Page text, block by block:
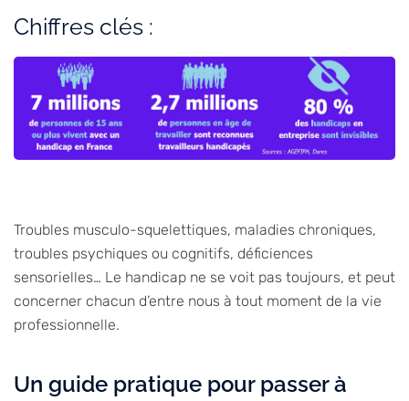
Chiffres clés :
Troubles musculo-squelettiques, maladies chroniques,
troubles psychiques ou cognitifs, déficiences
sensorielles… Le handicap ne se voit pas toujours, et peut
concerner chacun d’entre nous à tout moment de la vie
professionnelle.
Un guide pratique pour passer à